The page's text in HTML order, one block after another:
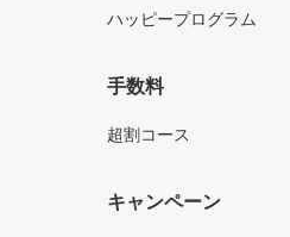
ハッピープログラム
手数料
超割コース
キャンペーン